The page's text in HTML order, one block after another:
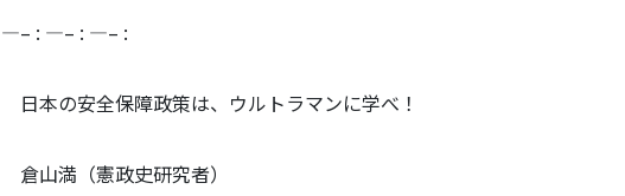
—– : —– : —– :
日本の安全保障政策は、ウルトラマンに学べ！
倉山満（憲政史研究者）